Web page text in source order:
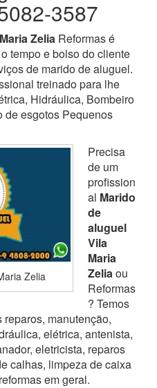
3587
Zelia Reformas é
tempo e bolso do cliente
de marido de aluguel.
treinado para lhe
Hidráulica, Bombeiro
de esgotos Pequenos
Zelia
Precisa
de um
profission
al Marido
de
aluguel
Vila
Maria
Zeliaou
Reformas
? Temos
manutenção,
elétrica, antenista,
eletricista, reparos
calhas, limpeza de caixa
em geral.